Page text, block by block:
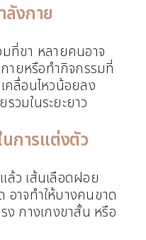
งกาย
ที่ขา หลายคนอาจ
ายหรือทำกิจกรรมที่
คลื่อนไหวน้อยลง
วมในระยะยาว
การแต่งตัว
ล้ว เส้นเลือดฝอย
อาจทำให้บางคนขาด
ง กางเกงขาสั้น หรือ